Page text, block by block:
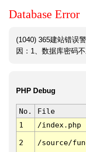
Database Error
(1040) 365建站错误
因：1、数据库密码
PHP Debug
No. File
1
/index.php
2 /source/